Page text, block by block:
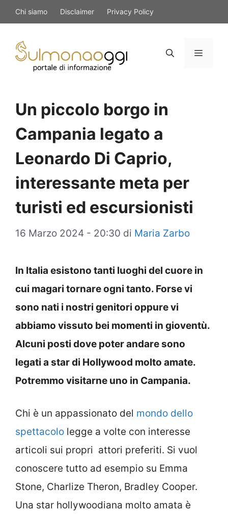
al
contenuto
Chi siamo Disclaimer Privacy Policy
Menu
Un piccolo borgo in
Campania legato a
Leonardo Di Caprio,
interessante meta per
turisti ed escursionisti
16 Marzo 2024 - 20:30 di Maria Zarbo
In Italia esistono tanti luoghi del cuore in
cui magari tornare ogni tanto. Forse vi
sono nati i nostri genitori oppure vi
abbiamo vissuto bei momenti in gioventù.
Alcuni posti dove poter andare sono
legati a star di Hollywood molto amate.
Potremmo visitarne uno in Campania.
Chi è un appassionato del mondo dello
spettacolo legge a volte con interesse
articoli sui propri attori preferiti. Si vuol
conoscere tutto ad esempio su Emma
Stone, Charlize Theron, Bradley Cooper.
Una star hollywoodiana molto amata è